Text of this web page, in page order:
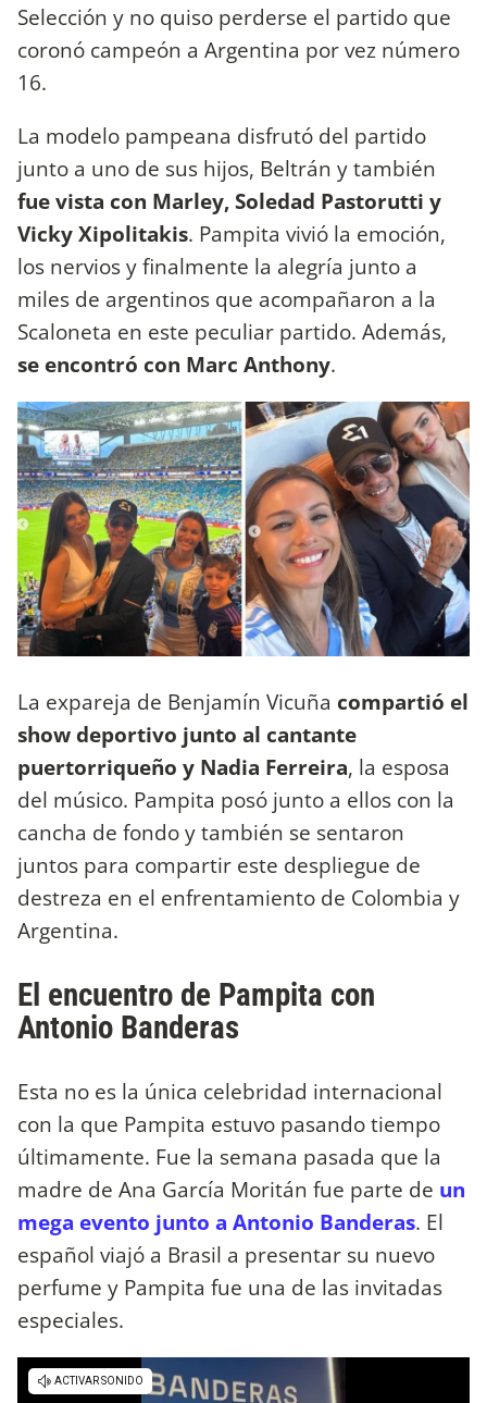
Selección y no quiso perderse el partido que
coronó campeón a Argentina por vez número
16.
La modelo pampeana disfrutó del partido
junto a uno de sus hijos, Beltrán y también
fue vista con Marley, Soledad Pastorutti y
Vicky Xipolitakis. Pampita vivió la emoción,
los nervios y finalmente la alegría junto a
miles de argentinos que acompañaron a la
Scaloneta en este peculiar partido. Además,
se encontró con Marc Anthony.
La expareja de Benjamín Vicuña compartió el
show deportivo junto al cantante
puertorriqueño y Nadia Ferreira, la esposa
del músico. Pampita posó junto a ellos con la
cancha de fondo y también se sentaron
juntos para compartir este despliegue de
destreza en el enfrentamiento de Colombia y
Argentina.
El encuentro de Pampita con
Antonio Banderas
Esta no es la única celebridad internacional
con la que Pampita estuvo pasando tiempo
últimamente. Fue la semana pasada que la
madre de Ana García Moritán fue parte de un
mega evento junto a Antonio Banderas. El
español viajó a Brasil a presentar su nuevo
perfume y Pampita fue una de las invitadas
especiales.